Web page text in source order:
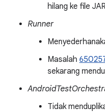
hilang ke file
Runner
Masalah
sekarang
Tidak